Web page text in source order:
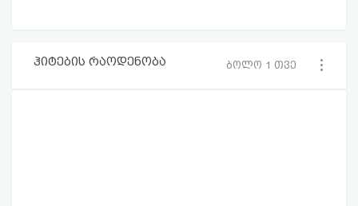
ჰიტების რაოდენობა ბოლო 1 თვე